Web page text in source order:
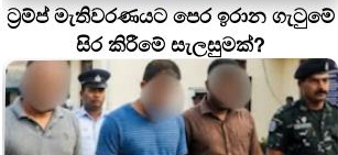
ට්‍රම්ප් මැතිවරණයට පෙර ඉරාන ගැටුමේ
සිර කිරීමේ සැලසුමක්?